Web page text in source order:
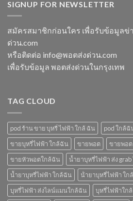
ตมา
แล้ว
ฉัน
ชาร์จ
vmc
ราคา
พอต
ice
โบ
มี
SIGNUP FOR NEWSLETTER
สมัครสมาชิกก่อนใคร เพื่อรับข้อมูลข่
ด่วน.com
หรือติดต่อ info@พอตส่งด่วน.com
เพื่อรับข้อมูล พอตส่งด่วนในกรุงเทพ
TAG CLOUD
pod ร้าน ขาย บุหรี่ ไฟฟ้า ใกล้ ฉัน pod ใกล้ฉั
ขายบุหรี่ไฟฟ้า ใกล้ฉัน
ขายพอต
ขายพอ
ขายหัวพอตใกล้ฉัน
น้ำยาบุหรี่ไฟฟ้า ส่ง
น้ำยาบุหรี่ไฟฟ้า ใกล้ฉัน
น้ํายาบุหรี่ไฟฟ้า ใก
บุหรี่ไฟฟ้า ส่งไลน์แมนใกล้ฉัน
บุหรี่ไฟฟ้าใก